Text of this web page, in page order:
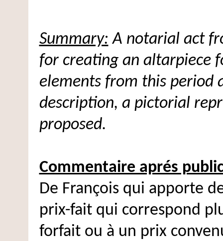
Summary: A notarial act
for creating an altarpiece
elements from this period
description, a pictorial
proposed.
Commentaire aprés
De François qui apporte
prix-fait qui correspond
forfait ou à un prix